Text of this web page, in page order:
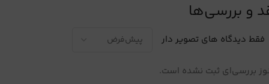
و بررسی‌ها
فقط دیدگاه های تصویر دار
بررسی‌ای ثبت نشده است.